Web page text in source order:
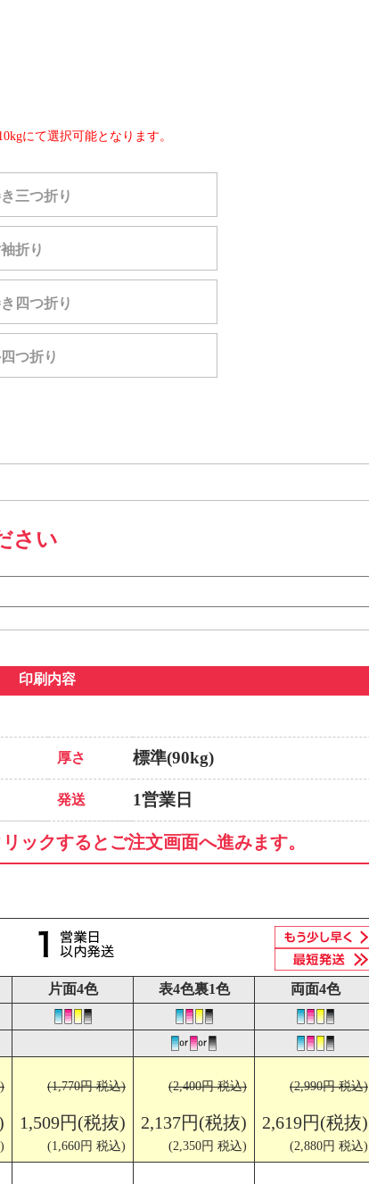
にて選択可能となります。
三つ折り
折り
四つ折り
つ折り
さい
印刷内容
厚さ 標準(90kg)
発送 1営業日
ックするとご注文画面へ進みます。
片面4色 表4色裏1色
両面4色
(1,770円 税込)
1,509円(税抜)
(1,660円 税込)
(2,400円 税込)
2,137円(税抜)
(2,350円 税込)
(2,990円 税込)
2,619円(税抜)
(2,880円 税込)